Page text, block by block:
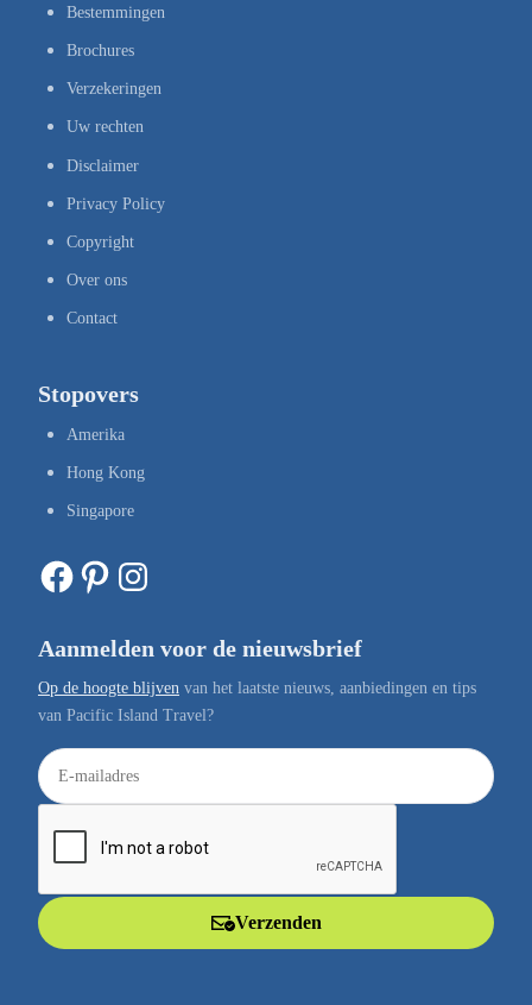
Bestemmingen
Brochures
Verzekeringen
Uw rechten
Disclaimer
Privacy Policy
Copyright
Over ons
Contact
Stopovers
Amerika
Hong Kong
Singapore
Facebook Pinterest Instagram
Aanmelden voor de nieuwsbrief
Op de hoogte blijven van het laatste nieuws, aanbiedingen en tips
van Pacific Island Travel?
E
-
a
Verzenden